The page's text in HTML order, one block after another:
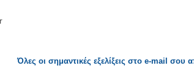
Όλες οι σημαντικές εξελίξεις στο e-mail σου